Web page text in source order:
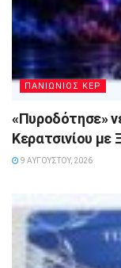
ΠΑΝΙΩΝΙΟΣ ΚΕΡ
«Πυροδότησε»
Κερατσινίου με
9 ΑΥΓΟΎΣΤΟΥ, 2026